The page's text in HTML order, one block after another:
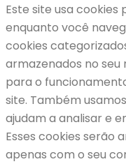
Este site usa
enquanto você
cookies
armazenados no seu
para o
site. Também
ajudam a analisar e
Esses cookies serão
apenas com o seu